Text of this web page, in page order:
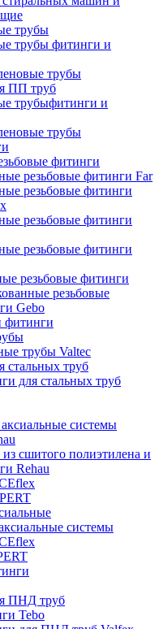
трубы
трубы фитинги и
трубы
ПП труб
трубыфитинги и
трубы
фитинги
резьбовые фитинги Far
резьбовые фитинги
резьбовые фитинги
резьбовые фитинги
резьбовые фитинги
резьбовые
Gebo
фитинги
трубы Valtec
стальных труб
для стальных труб
системы
сшитого полиэтилена и
Rehau
системы
ПНД труб
Tebo